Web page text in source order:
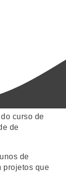
de
projetos que